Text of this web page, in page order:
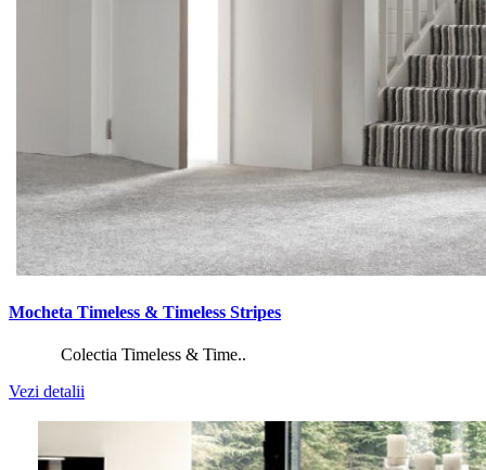
Mocheta Timeless & Timeless Stripes
Colectia Timeless & Time..
Vezi detalii